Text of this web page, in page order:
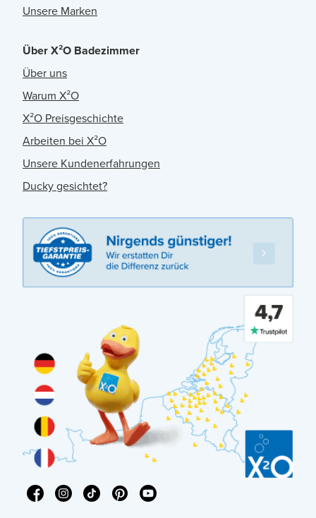
Unsere Marken
Über X²O Badezimmer
Über uns
Warum X²O
X²O Preisgeschichte
Arbeiten bei X²O
Unsere Kundenerfahrungen
Ducky gesichtet?